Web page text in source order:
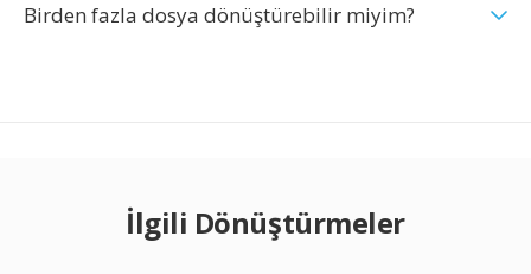
Birden fazla dosya dönüştürebilir miyim?
İlgili Dönüştürmeler